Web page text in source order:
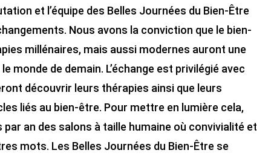
et l’équipe des Belles Journées du Bien-Être
Nous avons la conviction que le bien-
millénaires, mais aussi modernes auront une
monde de demain. L’échange est privilégié avec
découvrir leurs thérapies ainsi que leurs
liés au bien-être. Pour mettre en lumière cela,
an des salons à taille humaine où convivialité et
mots. Les Belles Journées du Bien-Être se